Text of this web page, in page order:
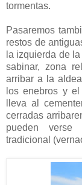
tormentas.
Pasaremos
restos de
la izquierda de
sabinar, zona
arribar a la
los enebros y
lleva al
cerradas
pueden verse
tradicional